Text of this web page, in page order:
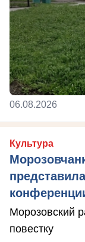
06.08.2026
Культура
Морозовский
повестку